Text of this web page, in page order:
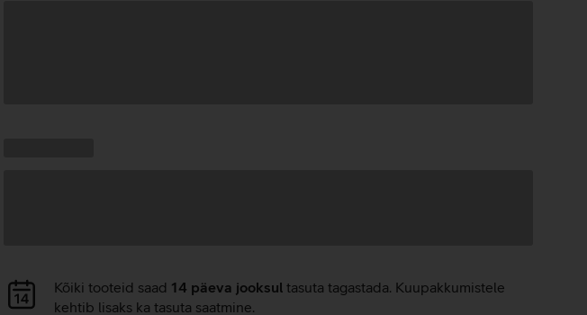
Andmete
laadimine
Kõiki tooteid saad 14 päeva jooksul tasuta tagastada. Kuupakkumistele
kehtib lisaks ka tasuta saatmine.